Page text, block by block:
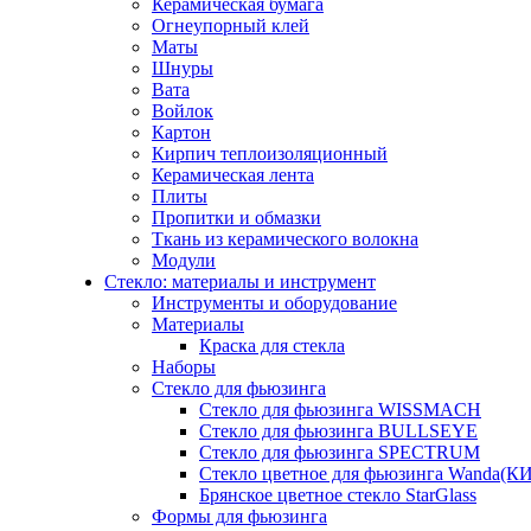
Керамическая бумага
Огнеупорный клей
Маты
Шнуры
Вата
Войлок
Картон
Кирпич теплоизоляционный
Керамическая лента
Плиты
Пропитки и обмазки
Ткань из керамического волокна
Модули
Стекло: материалы и инструмент
Инструменты и оборудование
Материалы
Краска для стекла
Наборы
Стекло для фьюзинга
Стекло для фьюзинга WISSMACH
Стекло для фьюзинга BULLSEYE
Стекло для фьюзинга SPECTRUM
Стекло цветное для фьюзинга
Брянское цветное стекло StarGlass
Формы для фьюзинга